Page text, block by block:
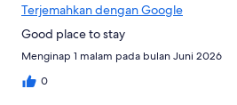
Terjemahkan dengan Google
Good place to stay
Menginap 1 malam pada bulan Juni 2026
0